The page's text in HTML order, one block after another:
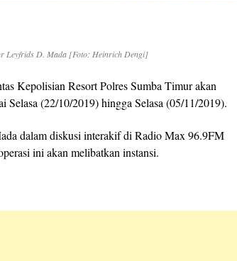
Leyfrids D. Mada [Foto: Heinrich Dengi]
Kepolisian Resort Polres Sumba Timur akan
Selasa (22/10/2019) hingga Selasa (05/11/2019).
dalam diskusi interakif di Radio Max 96.9FM
ini akan melibatkan instansi.